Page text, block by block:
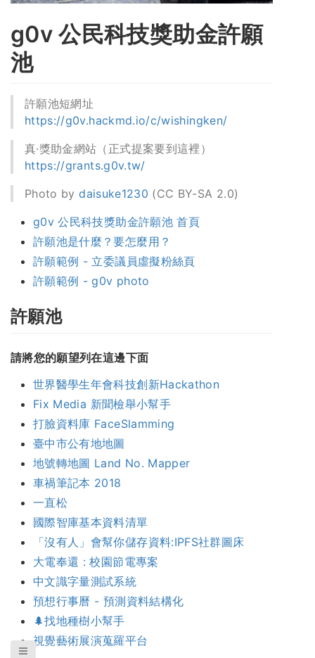
g0v 公民科技獎助金許願
池
許願池短網址
https://g0v.hackmd.io/c/wishingken/
真·獎助金網站（正式提案要到這裡）
https://grants.g0v.tw/
Photo bydaisuke1230 (CC BY-SA 2.0)
g0v 公民科技獎助金許願池 首頁
許願池是什麼？要怎麼用？
許願範例 - 立委議員虛擬粉絲頁
許願範例 - g0v photo
許願池
請將您的願望列在這邊下面
世界醫學生年會科技創新Hackathon
Fix Media 新聞檢舉小幫手
打臉資料庫 FaceSlamming
臺中市公有地地圖
地號轉地圖 Land No. Mapper
車禍筆記本 2018
一直松
國際智庫基本資料清單
「沒有人」會幫你儲存資料:IPFS社群圖床
大電奉還 : 校園節電專案
中文識字量測試系統
預想行事曆 - 預測資料結構化
🌲找地種樹小幫手
視覺藝術展演蒐羅平台